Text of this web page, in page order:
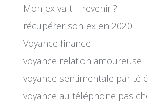
Mon ex va-t-il revenir ?
récupérer son ex en 2020
Voyance finance
voyance relation amoureuse
voyance sentimentale par
voyance au téléphone pas